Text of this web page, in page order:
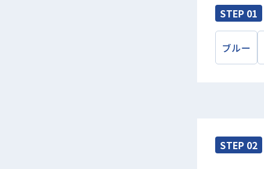
STEP 01
ブルー
STEP 02